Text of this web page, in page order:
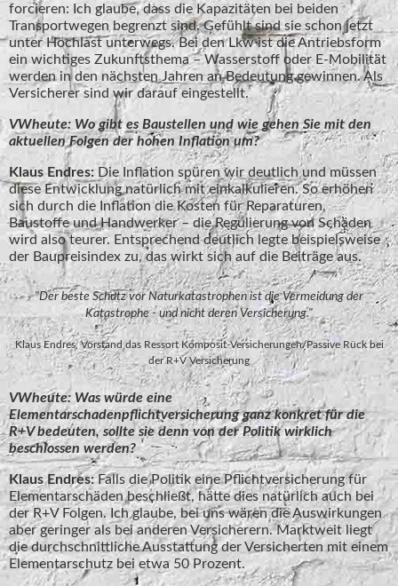
forcieren: Ich glaube, dass die Kapazitäten bei beiden
Transportwegen begrenzt sind. Gefühlt sind sie schon jetzt
unter Hochlast unterwegs. Bei den Lkw ist die Antriebsform
ein wichtiges Zukunftsthema – Wasserstoff oder E-Mobilität
werden in den nächsten Jahren an Bedeutung gewinnen. Als
Versicherer sind wir darauf eingestellt.
VWheute: Wo gibt es Baustellen und wie gehen Sie mit den
aktuellen Folgen der hohen Inflation um?
Klaus Endres:Die Inflation spüren wir deutlich und müssen
diese Entwicklung natürlich mit einkalkulieren. So erhöhen
sich durch die Inflation die Kosten für Reparaturen,
Baustoffe und Handwerker – die Regulierung von Schäden
wird also teurer. Entsprechend deutlich legte beispielsweise
der Baupreisindex zu, das wirkt sich auf die Beiträge aus.
"Der beste Schutz vor Naturkatastrophen ist die Vermeidung der
Katastrophe - und nicht deren Versicherung."
Klaus Endres, Vorstand das Ressort Komposit-Versicherungen/Passive Rück bei
der R+V Versicherung
VWheute: Was würde eine
Elementarschadenpflichtversicherung ganz konkret für die
R+V bedeuten, sollte sie denn von der Politik wirklich
beschlossen werden?
Klaus Endres:Falls die Politik eine Pflichtversicherung für
Elementarschäden beschließt, hätte dies natürlich auch bei
der R+V Folgen. Ich glaube, bei uns wären die Auswirkungen
aber geringer als bei anderen Versicherern. Marktweit liegt
die durchschnittliche Ausstattung der Versicherten mit einem
Elementarschutz bei etwa 50 Prozent.